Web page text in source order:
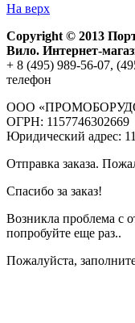
На верх
Copyright © 2013
Вило. Интернет-
+ 8 (495) 989-56-07,
телефон
ООО
ОГРН: 1157746302669
Юридический адрес:
Отправка заказа.
Спасибо за заказ!
Возникла проблема с
попробуйте еще раз..
Пожалуйста,